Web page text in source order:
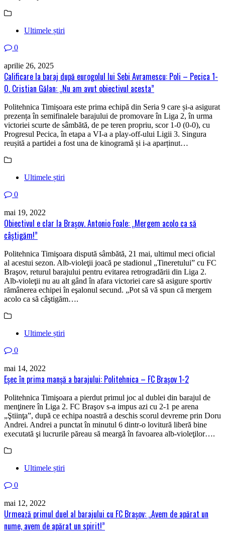
Ultimele știri
0
aprilie 26, 2025
Calificare la baraj după eurogolul lui Sebi Avramescu: Poli – Pecica 1-
0. Cristian Gălan: „Nu am avut obiectivul acesta”
Politehnica Timișoara este prima echipă din Seria 9 care și-a asigurat
prezența în semifinalele barajului de promovare în Liga 2, în urma
victoriei scurte de sâmbătă, de pe teren propriu, scor 1-0 (0-0), cu
Progresul Pecica, în etapa a VI-a a play-off-ului Ligii 3. Singura
reușită a partidei a fost una de kinogramă și i-a aparținut…
Ultimele știri
0
mai 19, 2022
Obiectivul e clar la Braşov. Antonio Foale: „Mergem acolo ca să
câştigăm!”
Politehnica Timişoara dispută sâmbătă, 21 mai, ultimul meci oficial
al acestui sezon. Alb-violeţii joacă pe stadionul „Tineretului” cu FC
Braşov, returul barajului pentru evitarea retrogradării din Liga 2.
Alb-violeţii nu au alt gând în afara victoriei care să asigure sportiv
rămânerea echipei în eşalonul secund. „Pot să vă spun că mergem
acolo ca să câştigăm….
Ultimele știri
0
mai 14, 2022
Eşec în prima manşă a barajului: Politehnica – FC Braşov 1-2
Politehnica Timişoara a pierdut primul joc al dublei din barajul de
menţinere în Liga 2. FC Braşov s-a impus azi cu 2-1 pe arena
„Ştiinţa”, după ce echipa noastră a deschis scorul devreme prin Doru
Andrei. Andrei a punctat în minutul 6 dintr-o lovitură liberă bine
executată şi lucrurile păreau să meargă în favoarea alb-violeţilor….
Ultimele știri
0
mai 12, 2022
Urmează primul duel al barajului cu FC Braşov: „Avem de apărat un
nume, avem de apărat un spirit!”